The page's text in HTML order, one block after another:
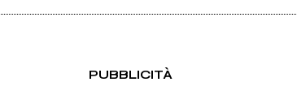
PUBBLICITÀ